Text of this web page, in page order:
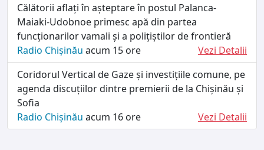
Călătorii aflați în așteptare în postul Palanca-
Maiaki-Udobnoe primesc apă din partea
funcționarilor vamali și a polițiștilor de frontieră
Radio Chișinău acum 15 ore
Vezi Detalii
Coridorul Vertical de Gaze și investițiile comune, pe
agenda discuțiilor dintre premierii de la Chișinău și
Sofia
Radio Chișinău acum 16 ore Vezi Detalii